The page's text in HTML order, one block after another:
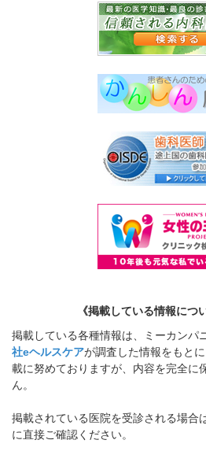
《掲載している情報につ
掲載している各種情報は、ミーカンパ
社eヘルスケアが調査した情報をもと
載に努めておりますが、内容を完全に
ん。
掲載されている医院を受診される場合
に直接ご確認ください。